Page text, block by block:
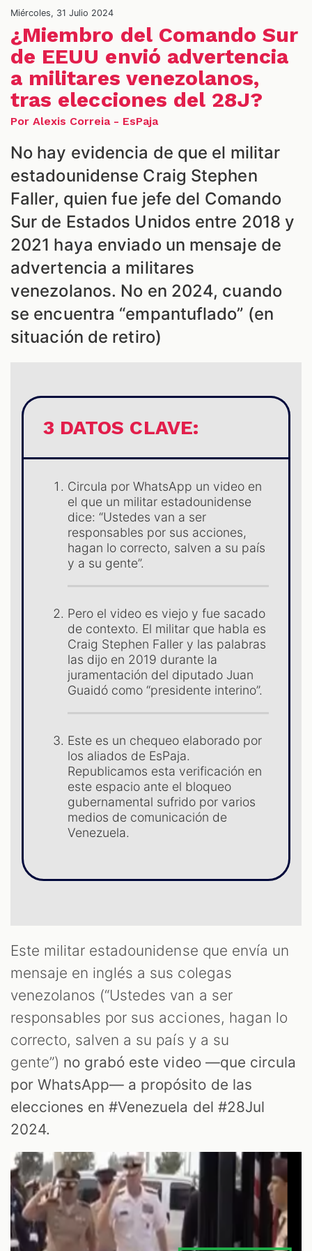
Miércoles, 31 Julio 2024
¿Miembro del Comando Sur
de EEUU envió advertencia
a militares venezolanos,
tras elecciones del 28J?
Por Alexis Correia - EsPaja
No hay evidencia de que el militar
estadounidense Craig Stephen
Faller, quien fue jefe del Comando
Sur de Estados Unidos entre 2018 y
2021 haya enviado un mensaje de
advertencia a militares
venezolanos. No en 2024, cuando
se encuentra “empantuflado” (en
situación de retiro)
3 DATOS CLAVE:
Circula por WhatsApp un video en
el que un militar estadounidense
dice: “Ustedes van a ser
responsables por sus acciones,
hagan lo correcto, salven a su país
y a su gente”.
Pero el video es viejo y fue sacado
de contexto. El militar que habla es
Craig Stephen Faller y las palabras
las dijo en 2019 durante la
juramentación del diputado Juan
Guaidó como “presidente interino”.
Este es un chequeo elaborado por
los aliados de EsPaja.
Republicamos esta verificación en
este espacio ante el bloqueo
gubernamental sufrido por varios
medios de comunicación de
Venezuela.
Este militar estadounidense que envía un
mensaje en inglés a sus colegas
venezolanos (“Ustedes van a ser
responsables por sus acciones, hagan lo
correcto, salven a su país y a su
gente”) no grabó este video —que circula
por WhatsApp— a propósito de las
elecciones en #Venezuela del #28Jul
2024.